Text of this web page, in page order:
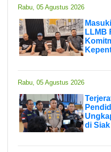
Rabu, 05 Agustus 2026
LLMB
Rabu, 05 Agustus 2026
di Siak